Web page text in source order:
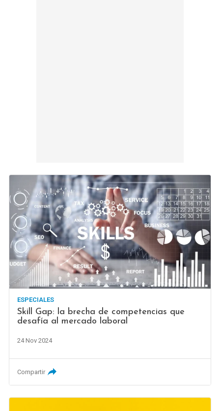
ESPECIALES
Skill Gap: la brecha de competencias que
desafía al mercado laboral
24 Nov 2024
Compartir